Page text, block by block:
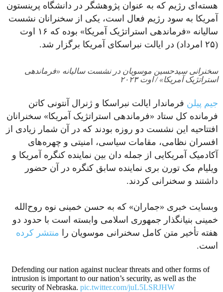
هسته‌‏ای رژیم که به عنوان پژوهشگر در دانشگاه پرینستون
آمریکا به سود رژیم فعال است، یکی از سخنرانان نشست
سالیانه «فرماندهی استراتژیک آمریکا» بوده که ۱۶ اوت
(۲۵ امرداد) در ایالت نبراسکای آمریکا برگزار شد.
سخنرانی سیدحسین موسویان در نشست سالیانه «فرماندهی
استراتژیک آمریکا» / اوت ۲۰۲۳
جیم پیلن فرماندار ایالت نبراسکا و ژنرال آنتونی کاتن
فرمانده کل ستاد «فرماندهی استراتژیک آمریکا» سخنرانان
افتتاحیه این نشست دو روزه بودند که در آن شمار زیادی از
افسران نظامی، مقامات سیاسی، امنیتی و چهره‌های
آکادمیک آمریکایی از جمله دان بین نماینده کنگره آمریکا و
ویلیام مک تورن بری نماینده سابق کنگره در آن حضور
داشتند و سخنرانی کردند.
وبسایت خبری «جماران» که به حسن خمینی نوه روح‌الله
خمینی بنیانگذار جمهوری اسلامی وابسته است با حدود دو
هفته تأخیر متن کامل سخنرانی موسویان را منتشر کرده
است.
Defending our nation against nuclear threats and other forms of
intrusion is important to our nation’s security, as well as the
security of Nebraska. pic.twitter.com/juL5LSRJHW